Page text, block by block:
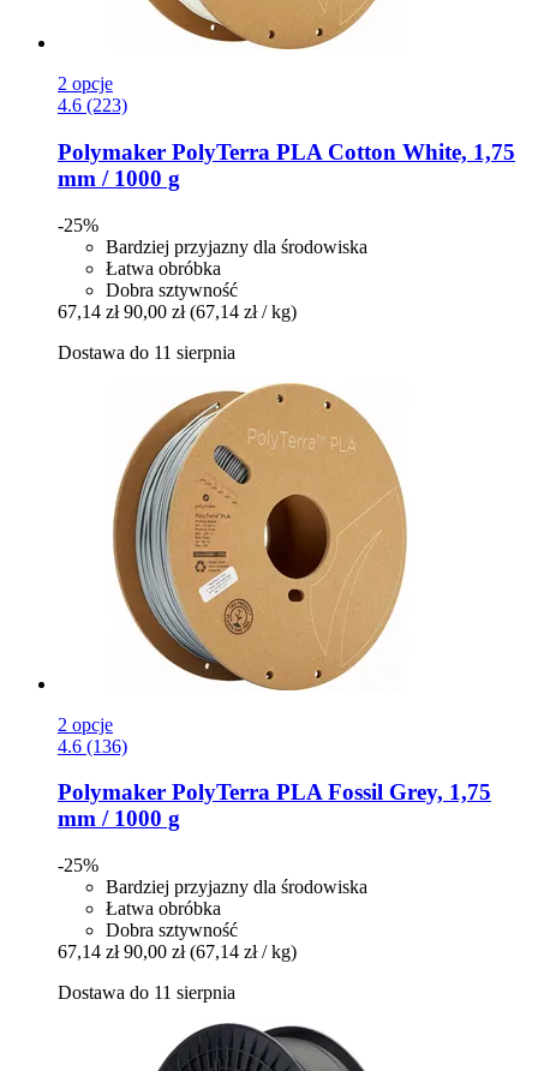
2 opcje
4.6 (223)
Polymaker PolyTerra PLA Cotton White, 1,75
mm / 1000 g
-25%
Bardziej przyjazny dla środowiska
Łatwa obróbka
Dobra sztywność
67,14 zł 90,00 zł (67,14 zł / kg)
Dostawa do 11 sierpnia
2 opcje
4.6 (136)
Polymaker PolyTerra PLA Fossil Grey, 1,75
mm / 1000 g
-25%
Bardziej przyjazny dla środowiska
Łatwa obróbka
Dobra sztywność
67,14 zł 90,00 zł (67,14 zł / kg)
Dostawa do 11 sierpnia